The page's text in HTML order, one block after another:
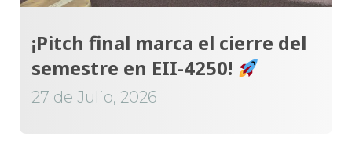
¡Pitch final marca el cierre del
semestre en EII-4250!
27 de Julio, 2026